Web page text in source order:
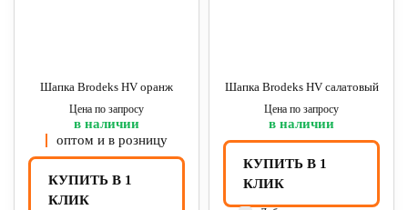
Шапка Brodeks HV оранж
Цена по запросу
в наличии
оптом и в розницу
КУПИТЬ В 1
КЛИК
Шапка Brodeks HV салатовый
Цена по запросу
в наличии
КУПИТЬ В 1
КЛИК